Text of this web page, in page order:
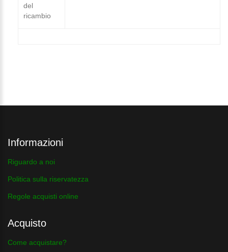
del
ricambio
Informazioni
Riguardo a noi
Politica sulla riservatezza
Regole acquisti online
Acquisto
Come acquistare?